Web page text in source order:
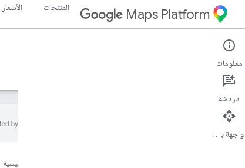
Maps Platform المنتجات الأسعار
Android
الأدلة
الصفحة الرئيسية
معلومات
دردشة
واجهة برمجة التطبيقات